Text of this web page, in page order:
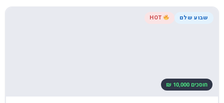
שבוע שלם
חוסכים 10,000 ₪